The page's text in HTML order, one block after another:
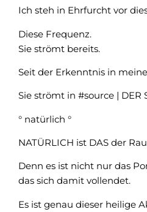
Ich steh in Ehrfurcht vor
Diese Frequenz.
Sie strömt bereits.
Seit der Erkenntnis in
Sie strömt in #source | DER
° natürlich °
NATÜRLICH ist DAS der
Denn es ist nicht nur das
das sich damit vollendet.
Es ist genau dieser heilige